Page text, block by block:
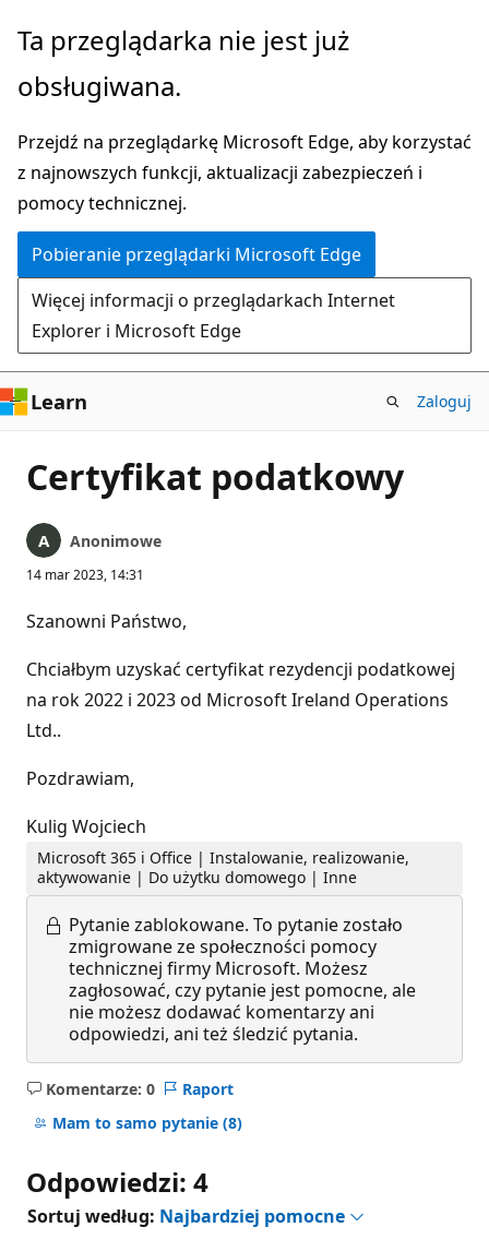
Przejdź
głównej
Ta przeglądarka nie jest już
obsługiwana.
Przejdź na przeglądarkę Microsoft Edge, aby korzystać
z najnowszych funkcji, aktualizacji zabezpieczeń i
pomocy technicznej.
Pobieranie przeglądarki Microsoft Edge
Więcej informacji o przeglądarkach Internet
Explorer i Microsoft Edge
Learn Zaloguj
Certyfikat podatkowy
Anonimowe
14 mar 2023, 14:31
Szanowni Państwo,
Chciałbym uzyskać certyfikat rezydencji podatkowej
na rok 2022 i 2023 od Microsoft Ireland Operations
Ltd..
Pozdrawiam,
Kulig Wojciech
Microsoft 365 i Office | Instalowanie, realizowanie,
aktywowanie | Do użytku domowego | Inne
Pytanie zablokowane. To pytanie zostało
zmigrowane ze społeczności pomocy
technicznej firmy Microsoft. Możesz
zagłosować, czy pytanie jest pomocne, ale
nie możesz dodawać komentarzy ani
odpowiedzi, ani też śledzić pytania.
Komentarze: 0
Brak
komentarzy
Raport
Mam to samo pytanie (8)
Odpowiedzi: 4
Sortuj według: Najbardziej pomocne